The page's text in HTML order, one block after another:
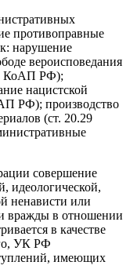
противоправные
нарушение
вероисповедания
КоАП РФ);
нацистской
РФ); производство
(ст. 20.29
совершение
идеологической,
ненависти или
вражды в отношении
в качестве
УК РФ
имеющих